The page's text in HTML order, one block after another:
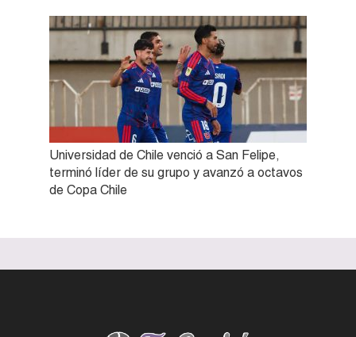
Universidad de Chile venció a San Felipe,
terminó líder de su grupo y avanzó a octavos
de Copa Chile